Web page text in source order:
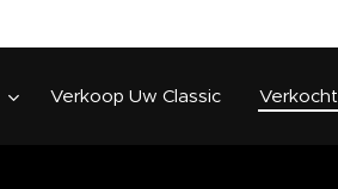
Verkoop Uw Classic Verkocht